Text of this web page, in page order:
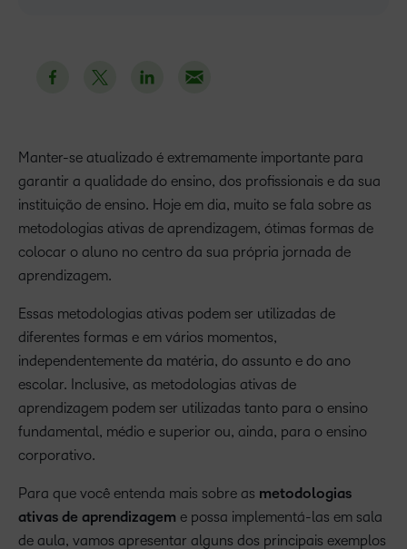
Manter-se atualizado é extremamente importante para
garantir a qualidade do ensino, dos profissionais e da sua
instituição de ensino. Hoje em dia, muito se fala sobre as
metodologias ativas de aprendizagem, ótimas formas de
colocar o aluno no centro da sua própria jornada de
aprendizagem.
Essas metodologias ativas podem ser utilizadas de
diferentes formas e em vários momentos,
independentemente da matéria, do assunto e do ano
escolar. Inclusive, as metodologias ativas de
aprendizagem podem ser utilizadas tanto para o ensino
fundamental, médio e superior ou, ainda, para o ensino
corporativo.
Para que você entenda mais sobre as metodologias
ativas de aprendizagem e possa implementá-las em sala
de aula, vamos apresentar alguns dos principais exemplos